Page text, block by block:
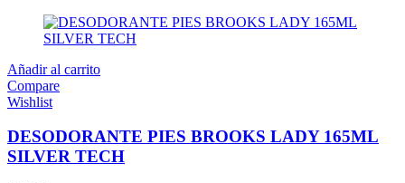
Añadir al carrito
Compare
Wishlist
DESODORANTE PIES BROOKS LADY 165ML
SILVER TECH